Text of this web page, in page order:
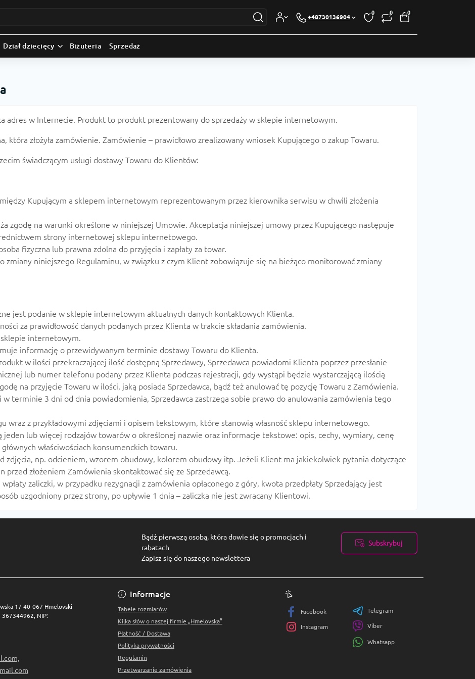
+48730136904
0 0 0
Dział dziecięcy Biżuteria Sprzedaż
adres w Internecie. Produkt to produkt prezentowany do sprzedaży w sklepie internetowym.
która złożyła zamówienie. Zamówienie – prawidłowo zrealizowany wniosek Kupującego o zakup Towaru.
świadczącym usługi dostawy Towaru do Klientów:
Kupującym a sklepem internetowym reprezentowanym przez kierownika serwisu w chwili złożenia
zgodę na warunki określone w niniejszej Umowie. Akceptacja niniejszej umowy przez Kupującego następuje
strony internetowej sklepu internetowego.
fizyczna lub prawna zdolna do przyjęcia i zapłaty za towar.
zmiany niniejszego Regulaminu, w związku z czym Klient zobowiązuje się na bieżąco monitorować zmiany
jest podanie w sklepie internetowym aktualnych danych kontaktowych Klienta.
za prawidłowość danych podanych przez Klienta w trakcie składania zamówienia.
sklepie internetowym.
informację o przewidywanym terminie dostawy Towaru do Klienta.
w ilości przekraczającej ilość dostępną Sprzedawcy, Sprzedawca powiadomi Klienta poprzez przesłanie
lub numer telefonu podany przez Klienta podczas rejestracji, gdy wystąpi będzie wystarczającą ilością
na przyjęcie Towaru w ilości, jaką posiada Sprzedawca, bądź też anulować tę pozycję Towaru z Zamówienia.
terminie 3 dni od dnia powiadomienia, Sprzedawca zastrzega sobie prawo do anulowania zamówienia tego
wraz z przykładowymi zdjęciami i opisem tekstowym, które stanowią własność sklepu internetowego.
jeden lub więcej rodzajów towarów o określonej nazwie oraz informacje tekstowe: opis, cechy, wymiary, cenę
właściwościach konsumenckich towaru.
zdjęcia, np. odcieniem, wzorem obudowy, kolorem obudowy itp. Jeżeli Klient ma jakiekolwiek pytania dotyczące
przed złożeniem Zamówienia skontaktować się ze Sprzedawcą.
zaliczki, w przypadku rezygnacji z zamówienia opłaconego z góry, kwota przedpłaty Sprzedający jest
uzgodniony przez strony, po upływie 1 dnia – zaliczka nie jest zwracany Klientowi.
Bądź pierwszą osobą, która dowie się o promocjach i
rabatach
Zapisz się do naszego newslettera
Subskrybuj
Polityka prywatności
17 40-067 Hmelovski
367344962, NIP:
Informacje
Tabele rozmiarów
Kilka słów o naszej firmie „Hmelovska”
Płatność / Dostawa
Polityka prywatności
Regulamin
Przetwarzanie zamówienia
Facebook
Instagram
Telegram
Viber
Whatsapp